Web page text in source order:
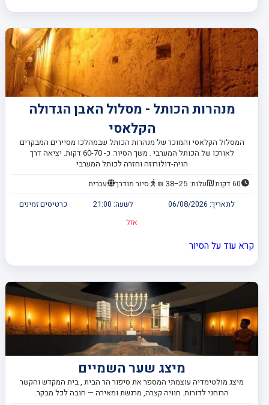
מנהרות הכותל - מסלול האבן הגדולה
הקלאסי
המסלול הקלאסי והמוכר של מנהרות הכותל שבמהלכו מסיירים המבקרים
לאורכו של הכותל המערבי . משך הסיור: כ- 60-70 דקות. יציאה דרך
הויה-דולורוזה וחזרה לכותל המערבי
60 דקות עלות: 25–38 ₪ סיור מודרך
עברית
לתאריך: 06/08/2026 לשעה: 21:00
כרטיסים זמינים
אזל
קרא עוד על הסיור
מיצג שער השמיים
מיצג מולטימדיה עוצמתי המספר את סיפור הר הבית , בית המקדש והקשר
הרוחני לדורות. חוויה קצרה, מרגשת ומאירה — חובה לכל מבקר.